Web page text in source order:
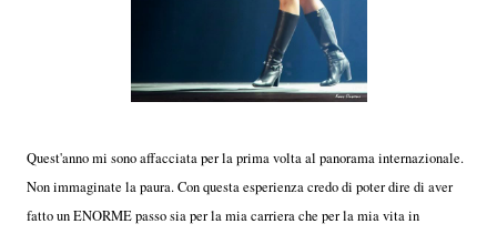
Quest'anno mi sono affacciata per la prima volta al panorama internazionale.
Non immaginate la paura. Con questa esperienza credo di poter dire di aver
fatto un ENORME passo sia per la mia carriera che per la mia vita in